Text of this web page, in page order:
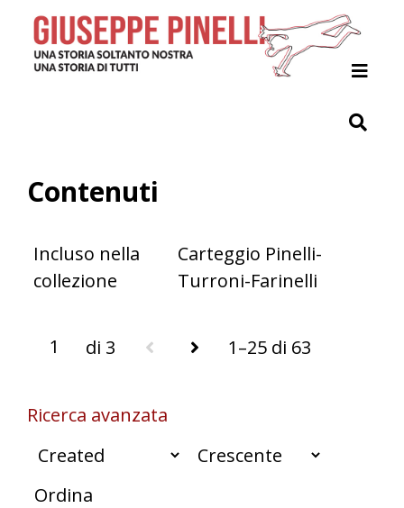
Giuseppe Pinelli
Archivio
Indici
Contribuisci
Contenuti
Incluso nella
collezione
Carteggio Pinelli-
Turroni-Farinelli
di 3 1–25 di 63
Ricerca avanzata
Ordina